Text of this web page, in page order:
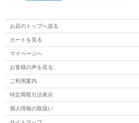
お店のトップへ戻る
カートを見る
マイページへ
お客様の声を見る
ご利用案内
特定商取引法表示
個人情報の取扱い